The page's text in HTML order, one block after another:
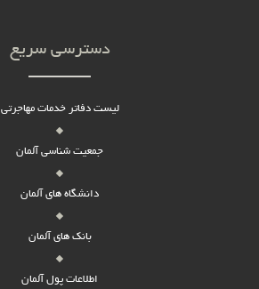
دسترسی سریع
لیست دفاتر خدمات مهاجرتی
جمعیت شناسی آلمان
دانشگاه های آلمان
بانک های آلمان
اطلاعات پول آلمان